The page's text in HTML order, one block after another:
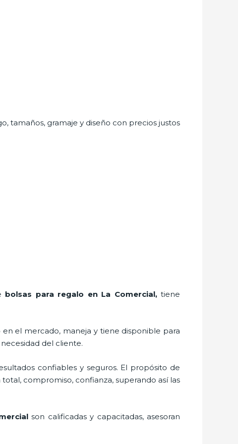
tamaños, gramaje y diseño con precios justos
bolsas para regalo en La Comercial,tiene
el mercado, maneja y tiene disponible para
del cliente.
confiables y seguros. El propósito de
compromiso, confianza, superando así las
son calificadas y capacitadas, asesoran